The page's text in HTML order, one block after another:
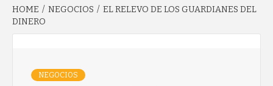
HOME NEGOCIOS
EL RELEVO DE LOS GUARDIANES DEL
DINERO
NEGOCIOS